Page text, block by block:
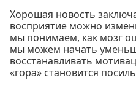
Хорошая новость
восприятие можно
мы понимаем, как мозг
мы можем начать
восстанавливать
«гора» становится